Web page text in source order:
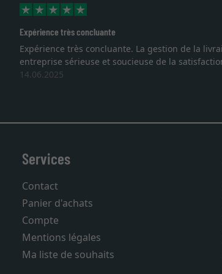
face à une
Excellent
Je recherchais un cadre sur
vous. Emballage
Services
Contact
Panier d'achats
Compte
Mentions légales
Ma liste de souhaits